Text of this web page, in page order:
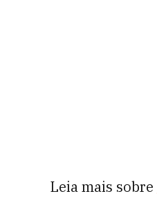
Leia mais sobre